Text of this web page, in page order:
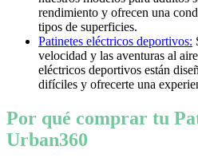
rendimiento y ofrecen una
tipos de superficies.
Patinetes eléctricos deportivos:
velocidad y las aventuras al
eléctricos deportivos están
difíciles y ofrecerte una
Por qué comprar tu
Urban360